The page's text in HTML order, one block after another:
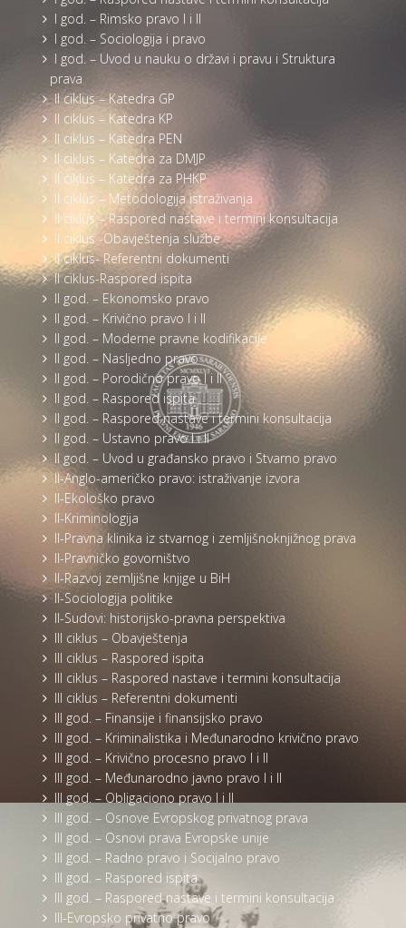
I god. – Rimsko pravo I i II
I god. – Sociologija i pravo
I god. – Uvod u nauku o državi i pravu i Struktura
prava
II ciklus – Katedra GP
II ciklus – Katedra KP
II ciklus – Katedra PEN
II ciklus – Katedra za DMJP
II ciklus – Katedra za PHKP
II ciklus – Metodologija istraživanja
II ciklus – Raspored nastave i termini konsultacija
II ciklus -Obavještenja službe
II ciklus- Referentni dokumenti
II ciklus-Raspored ispita
II god. – Ekonomsko pravo
II god. – Krivično pravo I i II
II god. – Moderne pravne kodifikacije
II god. – Nasljedno pravo
II god. – Porodično pravo I i II
II god. – Raspored ispita
II god. – Raspored nastave i termini konsultacija
II god. – Ustavno pravo I i II
II god. – Uvod u građansko pravo i Stvarno pravo
II-Anglo-američko pravo: istraživanje izvora
II-Ekološko pravo
II-Kriminologija
II-Pravna klinika iz stvarnog i zemljišnoknjižnog prava
II-Pravničko govorništvo
II-Razvoj zemljišne knjige u BiH
II-Sociologija politike
II-Sudovi: historijsko-pravna perspektiva
III ciklus – Obavještenja
III ciklus – Raspored ispita
III ciklus – Raspored nastave i termini konsultacija
III ciklus – Referentni dokumenti
III god. – Finansije i finansijsko pravo
III god. – Kriminalistika i Međunarodno krivično pravo
III god. – Krivično procesno pravo I i II
III god. – Međunarodno javno pravo I i II
III god. – Obligaciono pravo I i II
III god. – Osnove Evropskog privatnog prava
III god. – Osnovi prava Evropske unije
III god. – Radno pravo i Socijalno pravo
III god. – Raspored ispita
III god. – Raspored nastave i termini konsultacija
III-Evropsko privatno pravo